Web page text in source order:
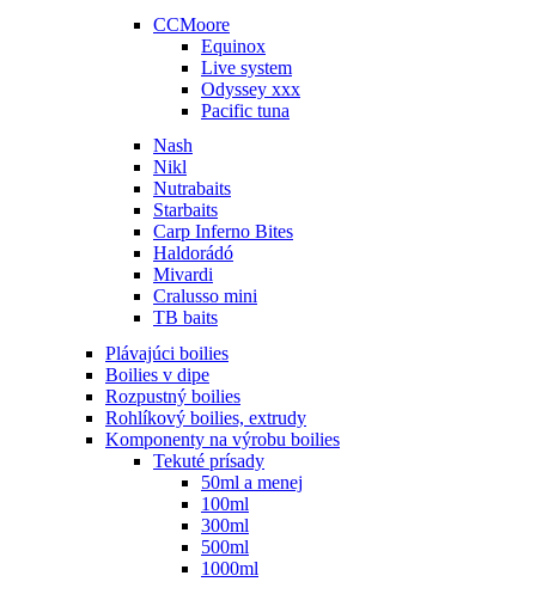
CCMoore
Equinox
Live system
Odyssey xxx
Pacific tuna
Nash
Nikl
Nutrabaits
Starbaits
Carp Inferno Bites
Haldorádó
Mivardi
Cralusso mini
TB baits
Plávajúci boilies
Boilies v dipe
Rozpustný boilies
Rohlíkový boilies, extrudy
Komponenty na výrobu boilies
Tekuté prísady
50ml a menej
100ml
300ml
500ml
1000ml